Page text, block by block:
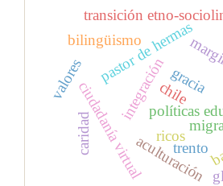
políticas
pastor de hermas
integración
ricos
ciudadanía virtualaculturación
bilingüismo
gracia
caridad
chile
transición etno-
valores
trento